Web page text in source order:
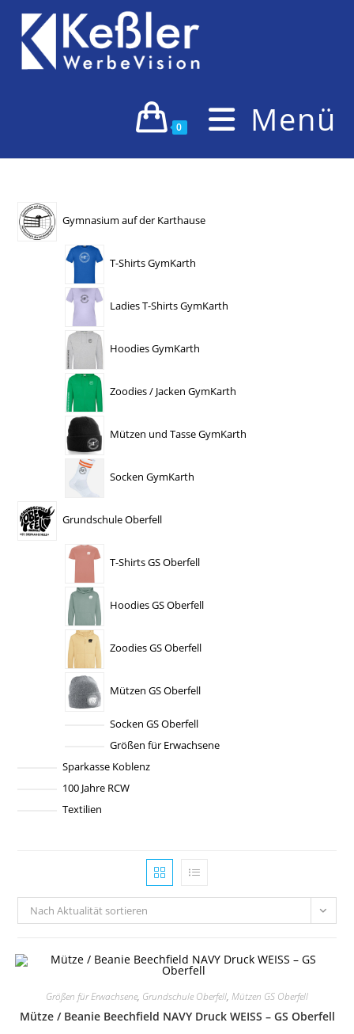
Inhalt
springen
0 Menü
Gymnasium auf der Karthause
T-Shirts GymKarth
Ladies T-Shirts GymKarth
Hoodies GymKarth
Zoodies / Jacken GymKarth
Mützen und Tasse GymKarth
Socken GymKarth
Grundschule Oberfell
T-Shirts GS Oberfell
Hoodies GS Oberfell
Zoodies GS Oberfell
Mützen GS Oberfell
Socken GS Oberfell
Größen für Erwachsene
Sparkasse Koblenz
100 Jahre RCW
Textilien
Nach Aktualität sortieren
Größen für Erwachsene, Grundschule Oberfell, Mützen GS Oberfell
Mütze / Beanie Beechfield NAVY Druck WEISS – GS Oberfell